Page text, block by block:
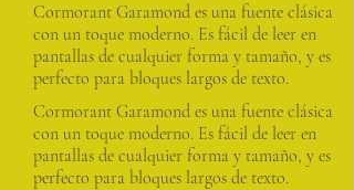
Cormorant Garamond es una fuente clásica
con un toque moderno. Es fácil de leer en
pantallas de cualquier forma y tamaño, y es
perfecto para bloques largos de texto.
Cormorant Garamond es una fuente clásica
con un toque moderno. Es fácil de leer en
pantallas de cualquier forma y tamaño, y es
perfecto para bloques largos de texto.